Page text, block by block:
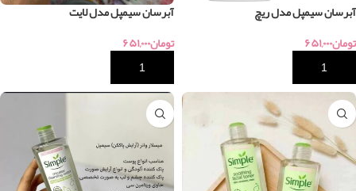
آبرسان سیمپل مدل ریچ
تومان۶۵۱,۰۰۰
خرید
آبرسان سیمپل مدل لایت
تومان۶۵۱,۰۰۰
خرید